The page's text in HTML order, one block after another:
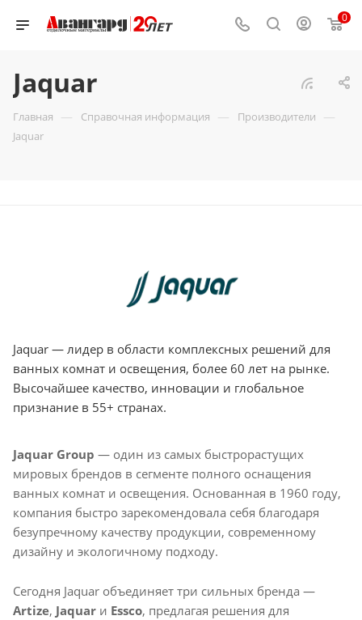
0
Jaquar
Главная — Справочная информация — Производители —
Jaquar
Jaquar — лидер в области комплексных решений для
ванных комнат и освещения, более 60 лет на рынке.
Высочайшее качество, инновации и глобальное
признание в 55+ странах.
Jaquar Group — один из самых быстрорастущих
мировых брендов в сегменте полного оснащения
ванных комнат и освещения. Основанная в 1960 году,
компания быстро зарекомендовала себя благодаря
безупречному качеству продукции, современному
дизайну и экологичному подходу.
Сегодня Jaquar объединяет три сильных бренда —
Artize, Jaquar и Essco, предлагая решения для